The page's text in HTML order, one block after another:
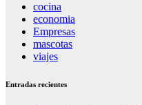
cocina
economia
Empresas
mascotas
viajes
Entradas recientes